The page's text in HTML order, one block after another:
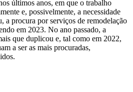
últimos anos, em que o trabalho
e, possivelmente, a necessidade
a procura por serviços de remodelação
em 2023. No ano passado, a
que duplicou e, tal como em 2022,
a ser as mais procuradas,